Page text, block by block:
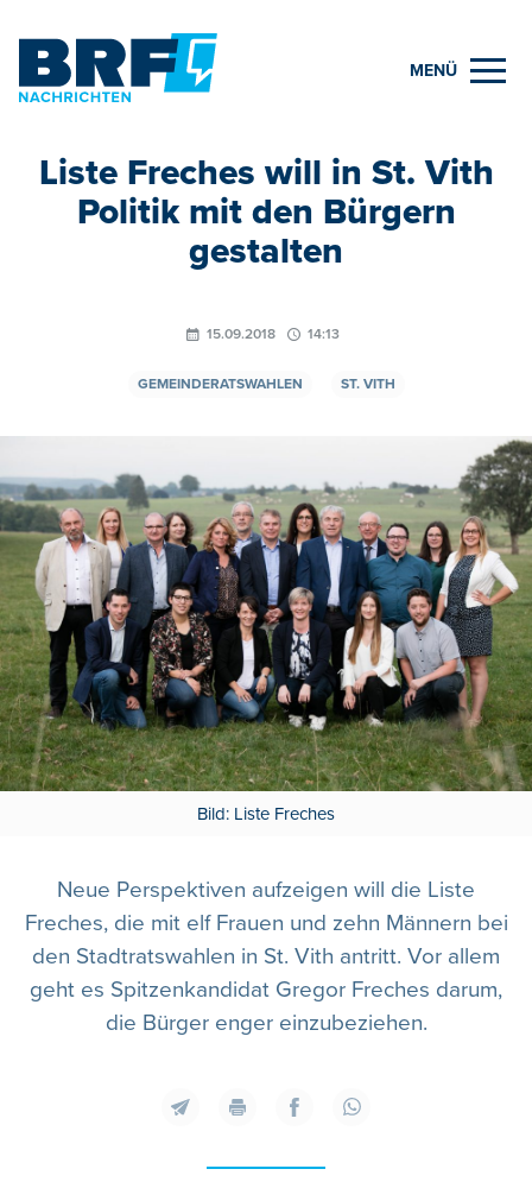
MENÜ
Liste Freches will in St. Vith
Politik mit den Bürgern
gestalten
15.09.2018 14:13
GEMEINDERATSWAHLEN ST. VITH
Bild: Liste Freches
Neue Perspektiven aufzeigen will die Liste
Freches, die mit elf Frauen und zehn Männern bei
den Stadtratswahlen in St. Vith antritt. Vor allem
geht es Spitzenkandidat Gregor Freches darum,
die Bürger enger einzubeziehen.